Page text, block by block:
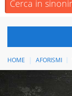
HOME AFORISMI